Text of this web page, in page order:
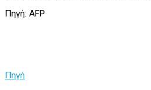
Πηγή: AFP
Πηγή